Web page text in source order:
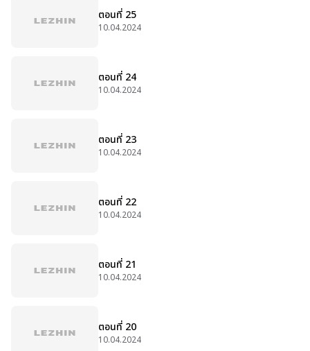
ตอนที่ 25
10.04.2024
ตอนที่ 24
10.04.2024
ตอนที่ 23
10.04.2024
ตอนที่ 22
10.04.2024
ตอนที่ 21
10.04.2024
ตอนที่ 20
10.04.2024